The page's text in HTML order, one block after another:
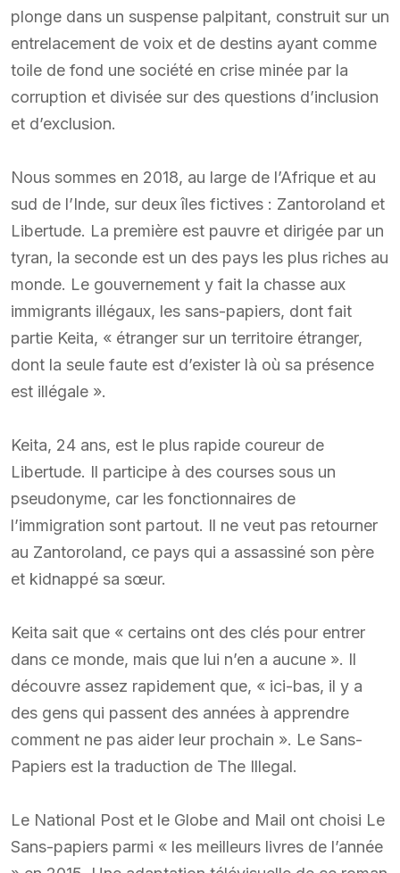
plonge dans un suspense palpitant, construit sur un
entrelacement de voix et de destins ayant comme
toile de fond une société en crise minée par la
corruption et divisée sur des questions d’inclusion
et d’exclusion.
Nous sommes en 2018, au large de l’Afrique et au
sud de l’Inde, sur deux îles fictives : Zantoroland et
Libertude. La première est pauvre et dirigée par un
tyran, la seconde est un des pays les plus riches au
monde. Le gouvernement y fait la chasse aux
immigrants illégaux, les sans-papiers, dont fait
partie Keita, « étranger sur un territoire étranger,
dont la seule faute est d’exister là où sa présence
est illégale ».
Keita, 24 ans, est le plus rapide coureur de
Libertude. Il participe à des courses sous un
pseudonyme, car les fonctionnaires de
l’immigration sont partout. Il ne veut pas retourner
au Zantoroland, ce pays qui a assassiné son père
et kidnappé sa sœur.
Keita sait que « certains ont des clés pour entrer
dans ce monde, mais que lui n’en a aucune ». Il
découvre assez rapidement que, « ici-bas, il y a
des gens qui passent des années à apprendre
comment ne pas aider leur prochain ». Le Sans-
Papiers est la traduction de The Illegal.
Le National Post et le Globe and Mail ont choisi Le
Sans-papiers parmi « les meilleurs livres de l’année